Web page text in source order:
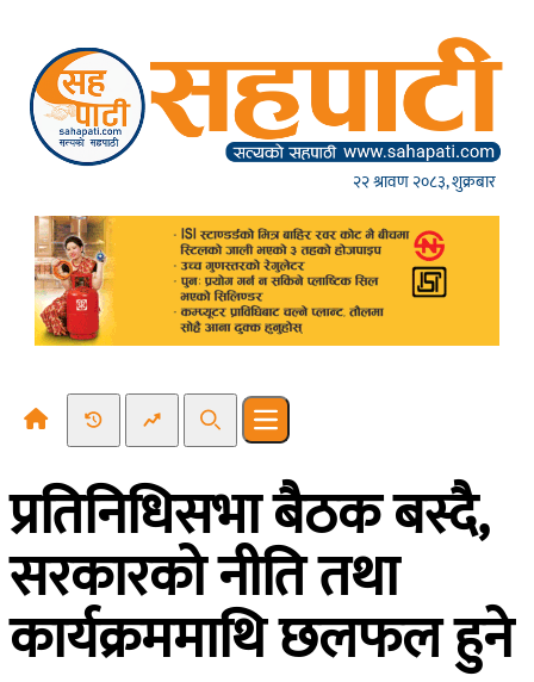
२२ श्रावण २०८३, शुक्रबार
Recent NewsTrending News
SearchOpen main menu
प्रतिनिधिसभा बैठक बस्दै,
सरकारको नीति तथा
कार्यक्रममाथि छलफल हुने